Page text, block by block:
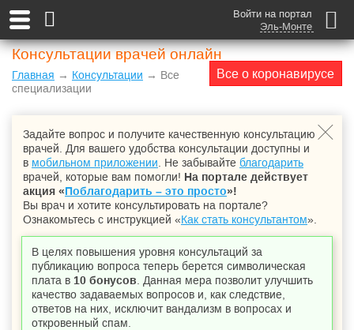
Войти на портал
Эль-Монте
Консультации врачей онлайн
Все о коронавирусе
Главная → Консультации → Все
специализации
Задайте вопрос и получите качественную консультацию
врачей. Для вашего удобства консультации доступны и
в мобильном приложении . Не забывайте благодарить
врачей, которые вам помогли! На портале действует
акция «Поблагодарить – это просто»!
Вы врач и хотите консультировать на портале?
Ознакомьтесь с инструкцией «Как стать консультантом».
В целях повышения уровня консультаций за
публикацию вопроса теперь берется символическая
плата в 10 бонусов . Данная мера позволит улучшить
качество задаваемых вопросов и, как следствие,
ответов на них, исключит вандализм в вопросах и
откровенный спам.